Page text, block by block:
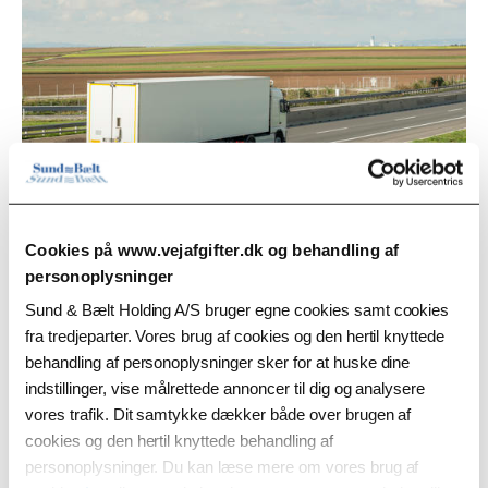
Cookies på www.vejafgifter.dk og behandling af
personoplysninger
Sund & Bælt Holding A/S bruger egne cookies samt cookies
fra tredjeparter. Vores brug af cookies og den hertil knyttede
behandling af personoplysninger sker for at huske dine
indstillinger, vise målrettede annoncer til dig og analysere
vores trafik. Dit samtykke dækker både over brugen af
cookies og den hertil knyttede behandling af
personoplysninger. Du kan læse mere om vores brug af
Se ofte stillede spørgsmål
om bøder